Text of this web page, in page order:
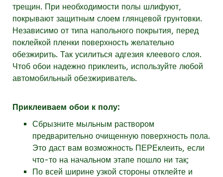
трещин. При необходимости полы шлифуют,
покрывают защитным слоем глянцевой грунтовки.
Независимо от типа напольного покрытия, перед
поклейкой пленки поверхность желательно
обезжирить. Так усилиться адгезия клеевого слоя.
Чтоб обои надежно приклеить, используйте любой
автомобильный обезжириватель.
Приклеиваем обои к полу:
Сбрызните мыльным раствором
предварительно очищенную поверхность пола.
Это даст вам возможность ПЕРЕклеить, если
что-то на начальном этапе пошло ни так;
По всей ширине узкой стороны отклейте и